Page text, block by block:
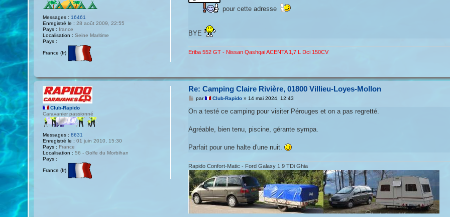
Messages : 16461
Enregistré le : 28 août 2009, 22:55
Pays : france
Localisation : Seine Maritime
Pays :
France (fr)
pour cette adresse
BYE
Eriba 552 GT - Nissan Qashqai ACENTA 1,7 L Dci 150CV
Club-Rapido
Caravanier passionné
Messages : 8631
Enregistré le : 01 juin 2010, 15:30
Pays : France
Localisation : 56 - Golfe du Morbihan
Pays :
France (fr)
Re: Camping Claire Rivière, 01800 Villieu-Loyes-Mollon
M
s
g
e
par Club-Rapido »14 mai 2024, 12:43
On a testé ce camping pour visiter Pérouges et on a pas regretté.
Agréable, bien tenu, piscine, gérante sympa.
Parfait pour une halte d'une nuit.
Rapido Confort-Matic - Ford Galaxy 1,9 TDi Ghia